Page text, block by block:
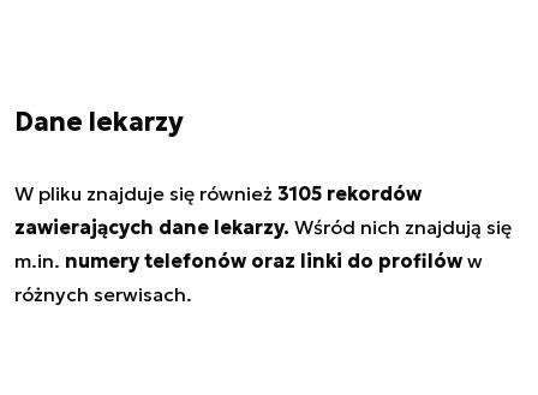
Dane lekarzy
W pliku znajduje się również 3105 rekordów
zawierających dane lekarzy. Wśród nich znajdują się
m.in. numery telefonów oraz linki do profilów w
różnych serwisach.